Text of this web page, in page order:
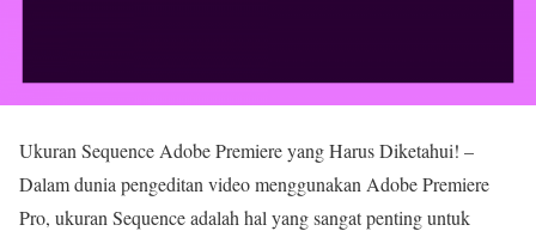
Ukuran Sequence Adobe Premiere yang Harus Diketahui! –
Dalam dunia pengeditan video menggunakan Adobe Premiere
Pro, ukuran Sequence adalah hal yang sangat penting untuk